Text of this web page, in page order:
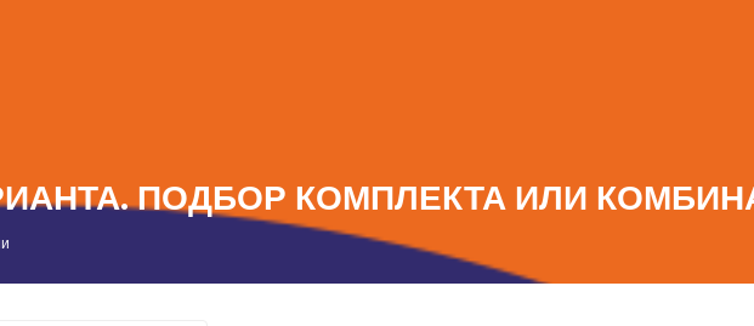
ПОДБОР КОМПЛЕКТА ИЛИ